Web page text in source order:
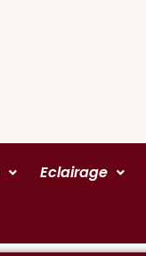
Eclairage